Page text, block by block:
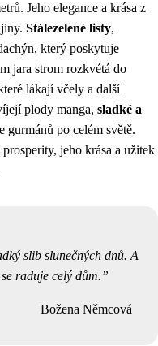
Jeho elegance a krása z
Stálezelené listy,
který poskytuje
jara strom rozkvétá do
lákají včely a další
plody manga, sladké a
gurmánů po celém světě.
jeho krása a užitek
slib slunečných dnů. A
raduje celý dům.
Božena Němcová